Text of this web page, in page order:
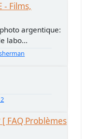
- Films,
argentique:
labo...
[ FAQ Problèmes